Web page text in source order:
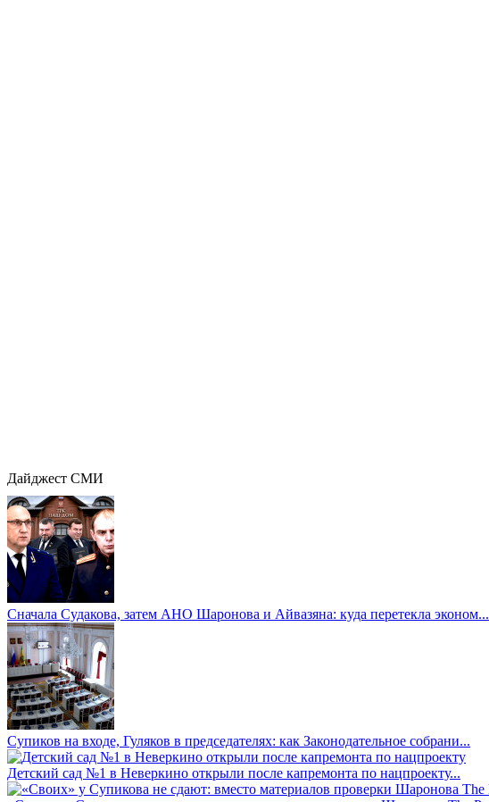
Дайджест СМИ
Сначала Судакова, затем АНО Шаронова и Айвазяна: куда перетекла эконом...
Супиков на входе, Гуляков в председателях: как Законодательное собрани...
Детский сад №1 в Неверкино открыли после капремонта по нацпроекту...